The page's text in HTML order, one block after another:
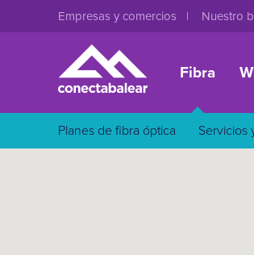
Empresas y comercios Nuestro
Fibra
Planes de fibra óptica Servicios